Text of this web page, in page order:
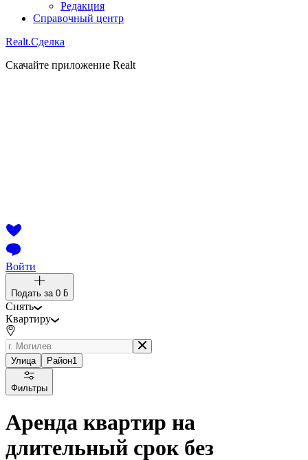
Редакция
Справочный центр
Realt.Сделка
Скачайте приложение Realt
Войти
Подать за 0 ƃ
Снять
Квартиру
Улица Район1
Фильтры
Аренда квартир на
длительный срок без